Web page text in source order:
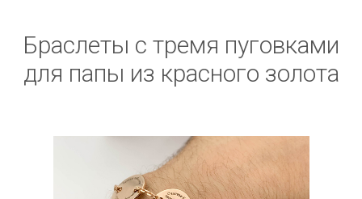
Заказать звонок
Браслеты с тремя пуговками
для папы из красного золота